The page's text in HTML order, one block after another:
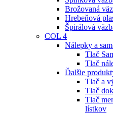
Brožovaná
Hrebeňová
Špirálová
COL 4
Nálepky a
Tlač
Tlač
Ďalšie
Tlač a
Tlač
Tlač
lístkov